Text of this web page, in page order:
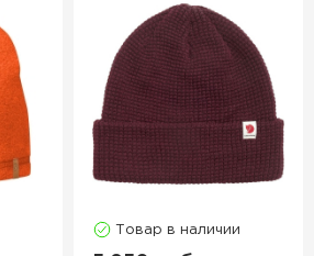
Товар в наличии